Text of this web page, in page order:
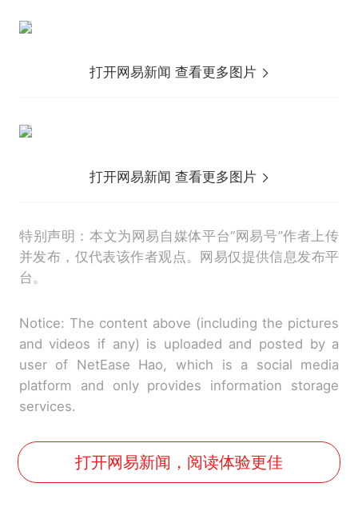
打开网易新闻 查看更多图片
打开网易新闻 查看更多图片
特别声明：本文为网易自媒体平台“网易号”作者上传
并发布，仅代表该作者观点。网易仅提供信息发布平
台。
Notice: The content above (including the pictures
and videos if any) is uploaded and posted by a
user of NetEase Hao, which is a social media
platform and only provides information storage
services.
打开网易新闻，阅读体验更佳